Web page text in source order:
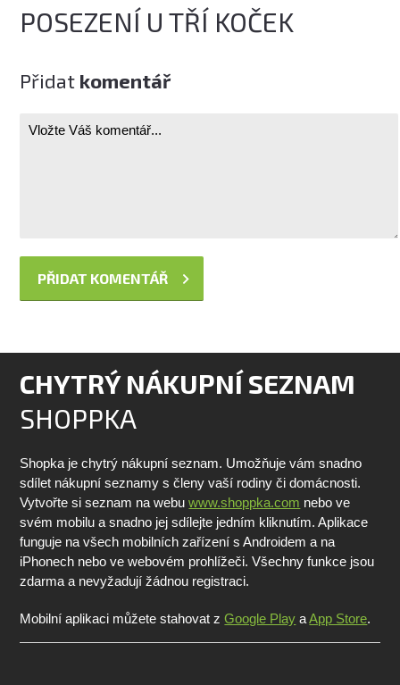
POSEZENÍ U TŘÍ KOČEK
Přidat komentář
CHYTRÝ NÁKUPNÍ SEZNAM
SHOPPKA
Shopka je chytrý nákupní seznam. Umožňuje vám snadno
sdílet nákupní seznamy s členy vaší rodiny či domácnosti.
Vytvořte si seznam na webuwww.shoppka.com nebo ve
svém mobilu a snadno jej sdílejte jedním kliknutím. Aplikace
funguje na všech mobilních zařízení s Androidem a na
iPhonech nebo ve webovém prohlížeči. Všechny funkce jsou
zdarma a nevyžadují žádnou registraci.
Mobilní aplikaci můžete stahovat zGoogle Play aApp Store.